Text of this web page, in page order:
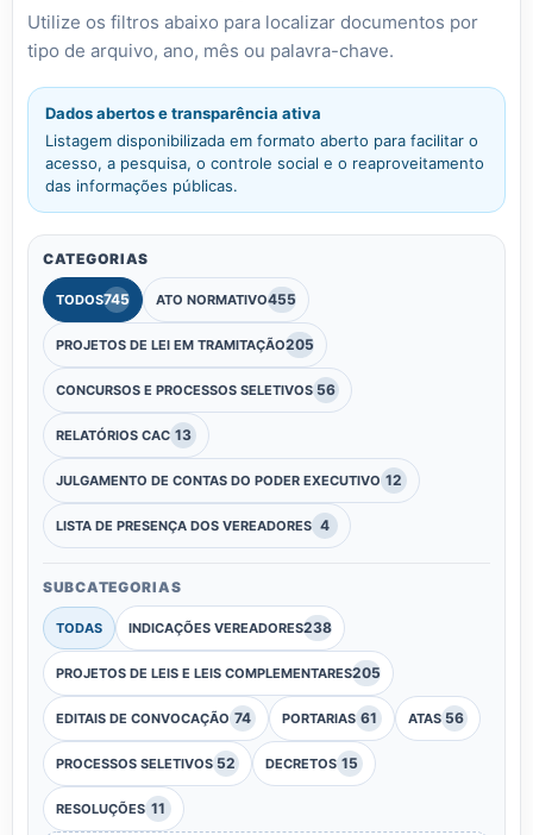
Utilize os filtros abaixo para localizar documentos por
tipo de arquivo, ano, mês ou palavra-chave.
Dados abertos e transparência ativa
Listagem disponibilizada em formato aberto para facilitar o
acesso, a pesquisa, o controle social e o reaproveitamento
das informações públicas.
CATEGORIAS
TODOS745 ATO NORMATIVO455
PROJETOS DE LEI EM TRAMITAÇÃO205
CONCURSOS E PROCESSOS SELETIVOS 56
RELATÓRIOS CAC 13
JULGAMENTO DE CONTAS DO PODER EXECUTIVO 12
LISTA DE PRESENÇA DOS VEREADORES 4
SUBCATEGORIAS
TODAS INDICAÇÕES VEREADORES238
PROJETOS DE LEIS E LEIS COMPLEMENTARES205
EDITAIS DE CONVOCAÇÃO 74 PORTARIAS 61 ATAS 56
PROCESSOS SELETIVOS 52 DECRETOS 15
RESOLUÇÕES 11